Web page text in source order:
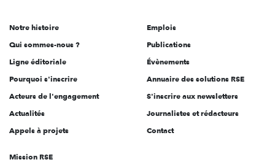
l'engagement
Notre histoire
Qui sommes-nous ?
Ligne éditoriale
Pourquoi s'inscrire
Acteurs de l'engagement
Actualités
Appels à projets
Emplois
Publications
Évènements
Annuaire des solutions RSE
S'inscrire aux newsletters
Journalistes et rédacteurs
Contact
Mission RSE